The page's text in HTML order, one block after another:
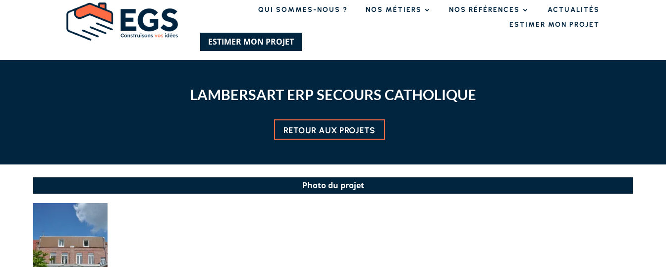
QUI SOMMES-NOUS ? NOS MÉTIERS NOS RÉFÉRENCES
ACTUALITÉS
ESTIMER MON PROJET
ESTIMER MON PROJET
LAMBERSART ERP SECOURS CATHOLIQUE
RETOUR AUX PROJETS
Photo du projet